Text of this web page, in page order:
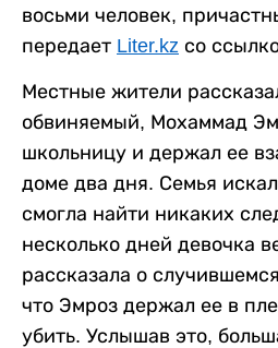
восьми человек,
передает Liter.kz со
Местные жители
обвиняемый, Мохаммад
школьницу и держал ее
доме два дня. Семья
смогла найти никаких
несколько дней девочка
рассказала о
что Эмроз держал ее в
убить. Услышав это,